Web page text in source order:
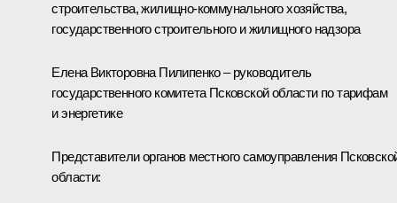
строительства, жилищно-коммунального хозяйства,
государственного строительного и жилищного надзора
Елена Викторовна Пилипенко – руководитель
государственного комитета Псковской области по тарифам
и энергетике
Представители органов местного самоуправления
области: